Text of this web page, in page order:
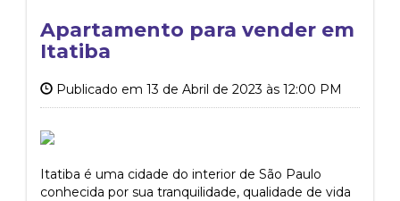
Apartamento para vender em
Itatiba
Publicado em 13 de Abril de 2023 às 12:00 PM
Itatiba é uma cidade do interior de São Paulo
conhecida por sua tranquilidade, qualidade de vida